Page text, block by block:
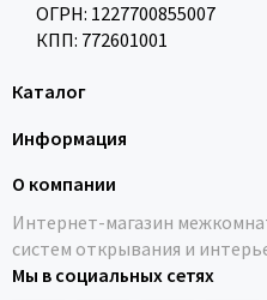
ОГРН: 1227700855007
КПП: 772601001
Каталог
Информация
О компании
Интернет-магазин
систем открывания и
Мы в социальных сетях